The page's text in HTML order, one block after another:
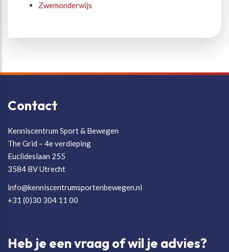
Zwemonderwijs
Contact
Kenniscentrum Sport & Bewegen
The Grid – 4e verdieping
Euclideslaan 255
3584 BV Utrecht
info@kenniscentrumsportenbewegen.nl
+31 (0)30 304 11 00
Heb je een vraag of wil je advies?